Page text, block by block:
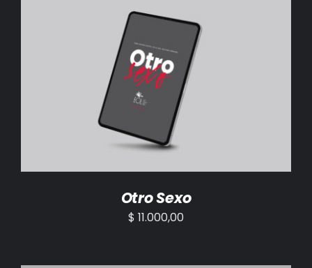
AÑADIR AL CARRITO /
Otro Sexo
$ 11.000,00